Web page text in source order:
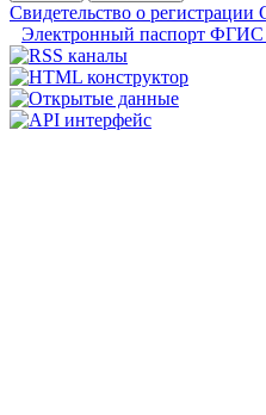
Свидетельство о
Электронный паспорт